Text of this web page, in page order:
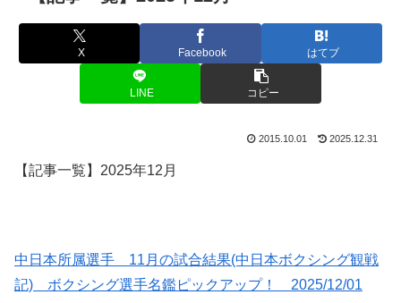
X Facebook はてブ
LINE コピー
2015.10.01 2025.12.31
【記事一覧】2025年12月
中日本所属選手 11月の試合結果(中日本ボクシング観戦
記) ボクシング選手名鑑ピックアップ！ 2025/12/01